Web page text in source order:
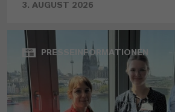
3. AUGUST 2026
PRESSEINFORMATIONEN